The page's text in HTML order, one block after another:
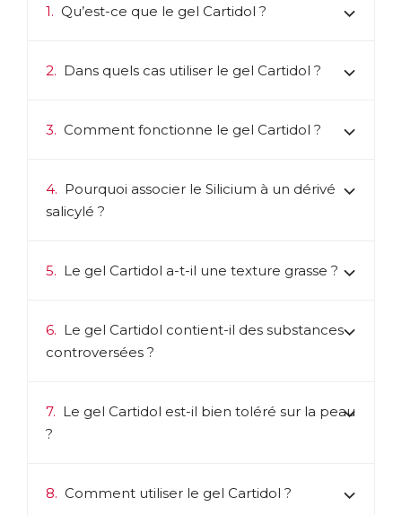
1. Qu’est-ce que le gel Cartidol ?
2. Dans quels cas utiliser le gel Cartidol ?
3. Comment fonctionne le gel Cartidol ?
4. Pourquoi associer le Silicium à un dérivé
salicylé ?
5. Le gel Cartidol a-t-il une texture grasse ?
6. Le gel Cartidol contient-il des substances
controversées ?
7. Le gel Cartidol est-il bien toléré sur la peau
?
8. Comment utiliser le gel Cartidol ?